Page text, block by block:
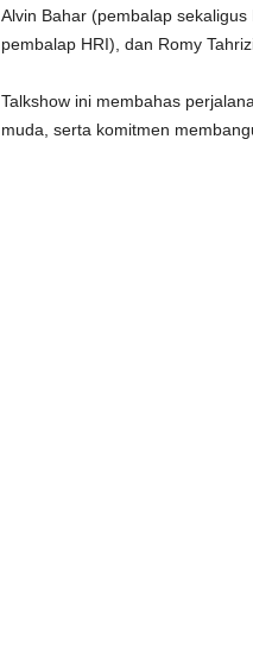
Alvin Bahar (pembalap
pembalap HRI), dan Romy
Talkshow ini membahas
muda, serta komitmen